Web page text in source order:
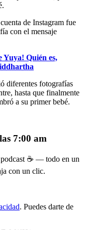
de Instagram fue
con el mensaje
Yuya! Quién es,
diferentes fotografías
hasta que finalmente
a su primer bebé.
7:00 am
☕ — todo en un
con un clic.
. Puedes darte de